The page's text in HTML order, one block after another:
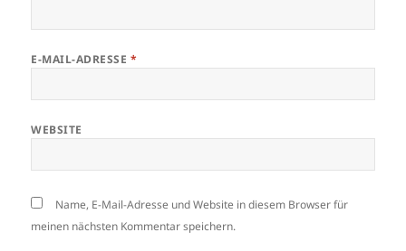
E-MAIL-ADRESSE *
WEBSITE
Name, E-Mail-Adresse und Website in diesem Browser für
meinen nächsten Kommentar speichern.